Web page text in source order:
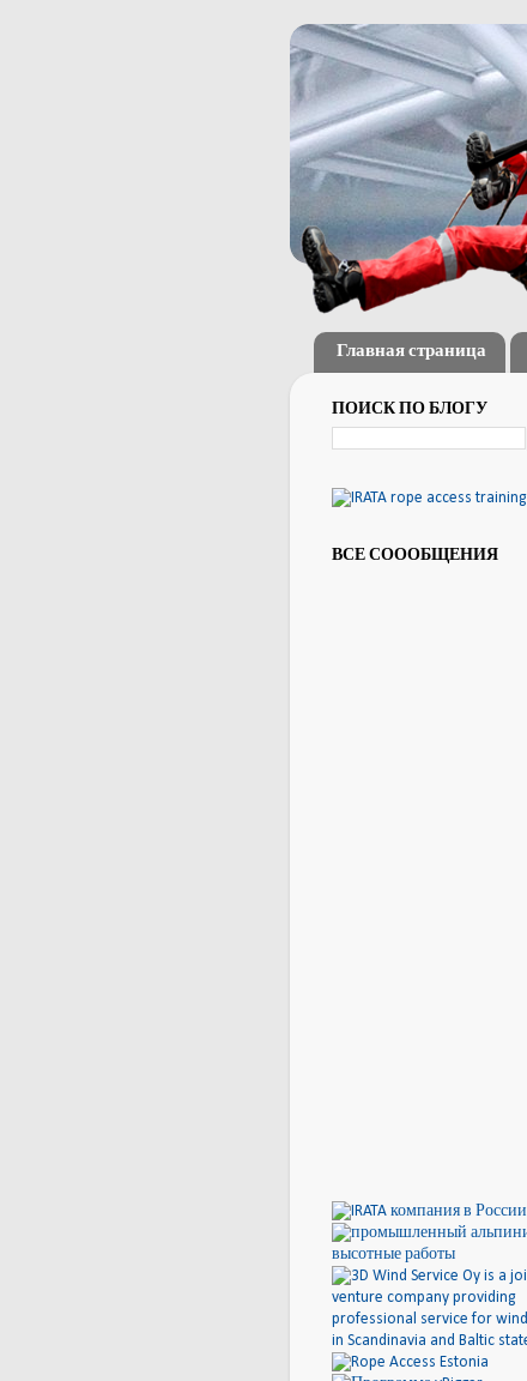
Главная страница
ПОИСК ПО БЛОГУ
ВСЕ СОООБЩЕНИЯ